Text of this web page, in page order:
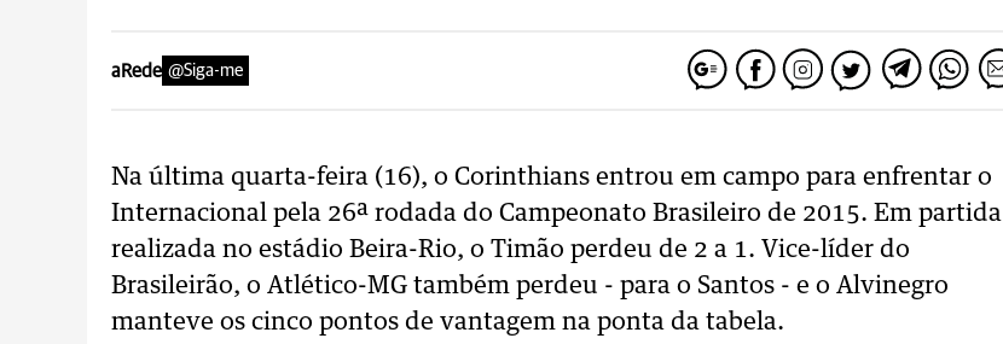
aRede @Siga-me
Na última quarta-feira (16), o Corinthians entrou em campo para enfrentar o
Internacional pela 26ª rodada do Campeonato Brasileiro de 2015. Em partida
realizada no estádio Beira-Rio, o Timão perdeu de 2 a 1. Vice-líder do
Brasileirão, o Atlético-MG também perdeu - para o Santos - e o Alvinegro
manteve os cinco pontos de vantagem na ponta da tabela.